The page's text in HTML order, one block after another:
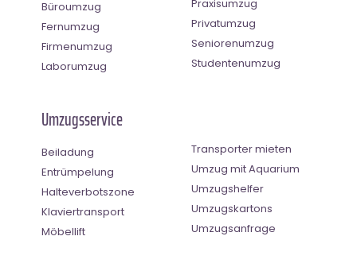
Büroumzug
Fernumzug
Firmenumzug
Laborumzug
Praxisumzug
Privatumzug
Seniorenumzug
Studentenumzug
Umzugsservice
Beiladung
Entrümpelung
Halteverbotszone
Klaviertransport
Möbellift
Transporter mieten
Umzug mit Aquarium
Umzugshelfer
Umzugskartons
Umzugsanfrage